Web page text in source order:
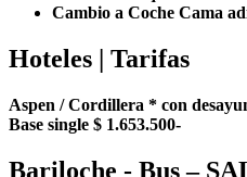
Cambio a Coche Cama
Hoteles | Tarifas
Aspen / Cordillera * con
Base single $ 1.653.500-
Bariloche - Bus –